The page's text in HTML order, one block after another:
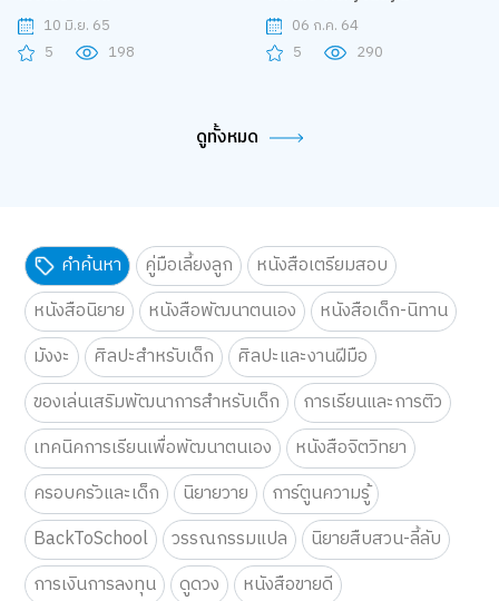
10 มิ.ย. 65
5
198
06 ก.ค. 64
5
290
ดูทั้งหมด
คำค้นหา คู่มือเลี้ยงลูก
หนังสือเตรียมสอบ
หนังสือนิยาย
หนังสือพัฒนาตนเอง
หนังสือเด็ก-นิทาน
มังงะ
ศิลปะสำหรับเด็ก
ศิลปะและงานฝีมือ
ของเล่นเสริมพัฒนาการสำหรับเด็ก
การเรียนและการติว
เทคนิคการเรียนเพื่อพัฒนาตนเอง
หนังสือจิตวิทยา
ครอบครัวและเด็ก
นิยายวาย
การ์ตูนความรู้
BackToSchool
วรรณกรรมแปล
นิยายสืบสวน-ลี้ลับ
การเงินการลงทุน
ดูดวง
หนังสือขายดี